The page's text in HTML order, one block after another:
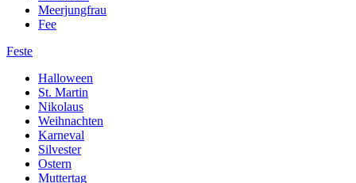
Meerjungfrau
Fee
Feste
Halloween
St. Martin
Nikolaus
Weihnachten
Karneval
Silvester
Ostern
Muttertag